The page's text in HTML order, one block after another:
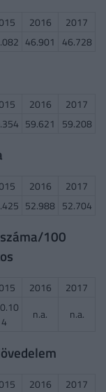
2016
2017
46.901 46.728
2016
2017
59.621 59.208
2016
2017
52.988 52.704
100
2016
2017
4
n.a. n.a.
2016
2017